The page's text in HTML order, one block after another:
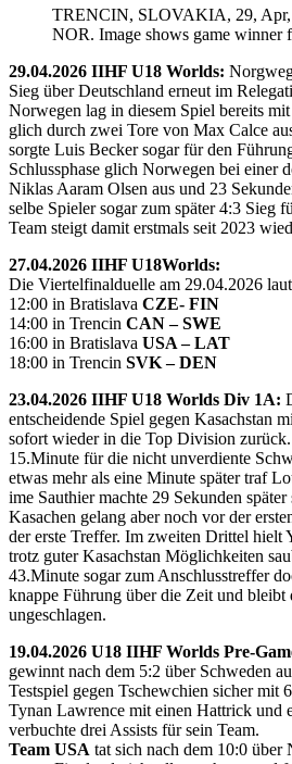
TRENCIN, SLOVAKIA, 29, Apr,
NOR. Image shows game winner
29.04.2026 IIHF U18 Worlds:
Sieg über Deutschland erneut im
Norwegen lag in diesem Spiel bereits
glich durch zwei Tore von Max Calce
sorgte Luis Becker sogar für den
Schlussphase glich Norwegen bei einer
Niklas Aaram Olsen aus und 23
selbe Spieler sogar zum später 4:3 Sieg
Team steigt damit erstmals seit 2023
27.04.2026 IIHF U18Worlds:
Die Viertelfinalduelle am 29.04.2026
12:00 in Bratislava CZE- FIN
14:00 in Trencin CAN – SWE
16:00 in Bratislava USA – LAT
18:00 in Trencin SVK – DEN
23.04.2026 IIHF U18 Worlds Div 1A:
entscheidende Spiel gegen Kasachstan
sofort wieder in die Top Division
15.Minute für die nicht unverdiente
etwas mehr als eine Minute später traf
ime Sauthier machte 29 Sekunden
Kasachen gelang aber noch vor der
der erste Treffer. Im zweiten Drittel hielt
trotz guter Kasachstan Möglichkeiten
43.Minute sogar zum Anschlusstreffer
knappe Führung über die Zeit und bleibt
ungeschlagen.
19.04.2026 U18 IIHF Worlds Pre-
gewinnt nach dem 5:2 über Schweden
Testspiel gegen Tschewchien sicher mit
Tynan Lawrence mit einen Hattrick und
verbuchte drei Assists für sein Team.
Team USA tat sich nach dem 10:0 über